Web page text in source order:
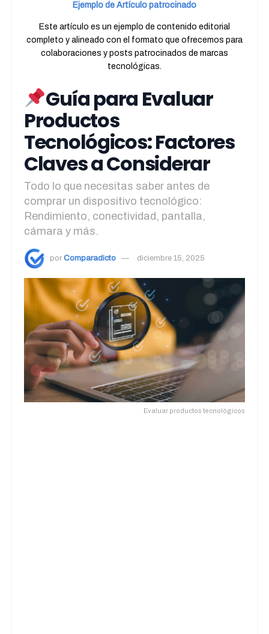
Ejemplo de Artículo patrocinado
Este artículo es un ejemplo de contenido editorial
completo y alineado con el formato que ofrecemos para
colaboraciones y posts patrocinados de marcas
tecnológicas.
Guía para Evaluar
Productos
Tecnológicos: Factores
Claves a Considerar
Todo lo que necesitas saber antes de
comprar un dispositivo tecnológico:
Rendimiento, conectividad, pantalla,
cámara y más.
por Comparadicto diciembre 15, 2025
Evaluar productos tecnológicos